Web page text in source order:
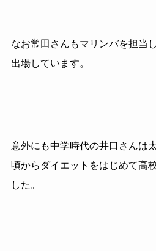
なお常田さんもマリンバを担当
出場しています。
意外にも中学時代の井口さんは
頃からダイエットをはじめて高
した。